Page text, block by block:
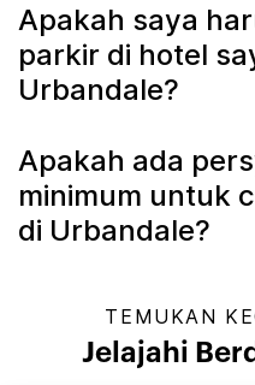
Apakah saya
parkir di hotel
Urbandale?
Apakah ada
minimum untuk
di Urbandale?
TEMUKAN
Jelajahi